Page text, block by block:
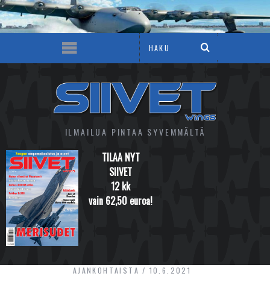
ILMAILUA PINTAA SYVEMMÄLTÄ
TILAA NYT
SIIVET
12 kk
vain 62,50 euroa!
AJANKOHTAISTA 10.6.2021